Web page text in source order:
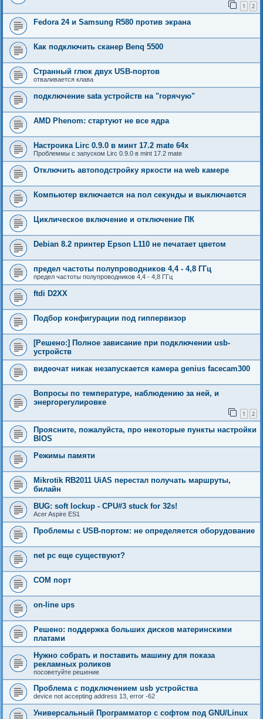
1 2
Fedora 24 и Samsung R580 против экрана
Как подключить сканер Benq 5500
Странный глюк двух USB-портов
отваливается клава
подключение sata устройств на "горячую"
AMD Phenom: стартуют не все ядра
Настроика Lirc 0.9.0 в минт 17.2 mate 64х
Проблеммы с запуском Lirc 0.9.0 в mint 17.2 mate
Отключить автоподстройку яркости на web камере
Компьютер включается на пол секунды и выключается
Циклическое включение и отключение ПК
Debian 8.2 принтер Epson L110 не печатает цветом
предел частоты полупроводников 4,4 - 4,8 ГГц
предел частоты полупроводников 4,4 - 4,8 ГГц
ftdi D2XX
Подбор конфигурации под гиппервизор
[Решено:] Полное зависание при подключении usb-
устройств
видеочат никак незапускается камера genius facecam300
Вопросы по температуре, наблюдению за ней, и
энергорегулировке
1 2
Проясните, пожалуйста, про некоторые пункты настройки
BIOS
Режимы памяти
Mikrotik RB2011 UiAS перестал получать маршруты,
билайн
BUG: soft lockup - CPU#3 stuck for 32s!
Acer Aspire ES1
Проблемы с USB-портом: не определяется оборудование
net pc еще существуют?
COM порт
on-line ups
Решено: поддержка больших дисков материнскими
платами
Нужно собрать и поставить машину для показа
рекламных роликов
посоветуйте решение
Проблема с подключением usb устройства
device not accepting address 13, error -62
Универсальный Программатор с софтом под GNU/Linux